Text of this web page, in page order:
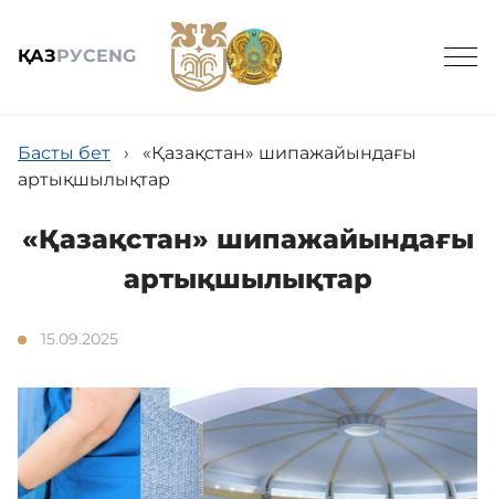
ҚАЗРУСENG
Номерлер мен бағалар
Емдеу
Жолдамалар
Акциялар мен жаңалықтар
Басты бет ›
«Қазақстан» шипажайындағы
артықшылықтар
«Қазақстан» шипажайындағы
артықшылықтар
15.09.2025